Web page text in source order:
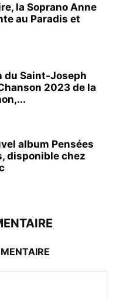
la Soprano Anne
au Paradis et
du Saint-Joseph
2023 de la
album Pensées
disponible chez